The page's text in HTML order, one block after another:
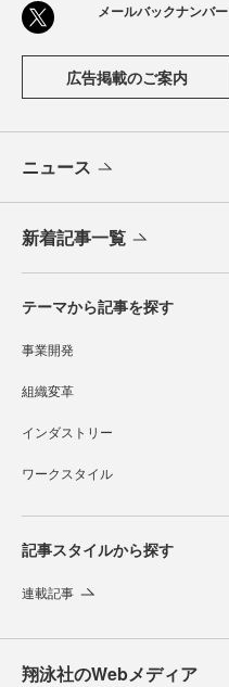
メールバックナンバー
広告掲載のご案内
ニュース
新着記事一覧
テーマから記事を探す
事業開発
組織変革
インダストリー
ワークスタイル
記事スタイルから探す
連載記事
翔泳社のWebメディア